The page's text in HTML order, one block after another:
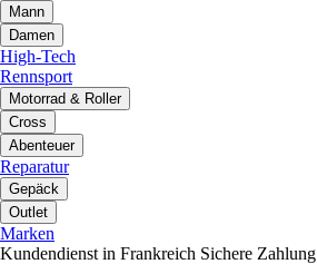
Mann
Damen
High-Tech
Rennsport
Motorrad & Roller
Cross
Abenteuer
Reparatur
Gepäck
Outlet
Marken
Kundendienst in Frankreich Sichere Zahlung